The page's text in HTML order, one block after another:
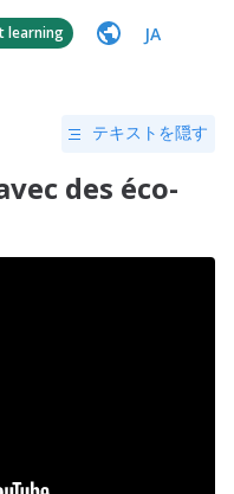
learning JA
テキストを隠す
des éco-